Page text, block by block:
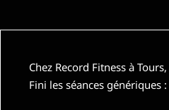
Chez Record Fitness à
Fini les séances génériques